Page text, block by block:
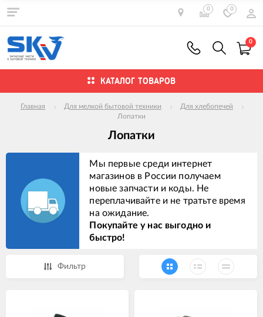
0 0
0
КАТАЛОГ ТОВАРОВ
Главная Для мелкой бытовой техники
Для хлебопечей
Лопатки
Лопатки
Мы первые среди интернет
магазинов в России получаем
новые запчасти и коды. Не
переплачивайте и не тратьте время
на ожидание.
Покупайте у нас выгодно и
быстро!
Фильтр